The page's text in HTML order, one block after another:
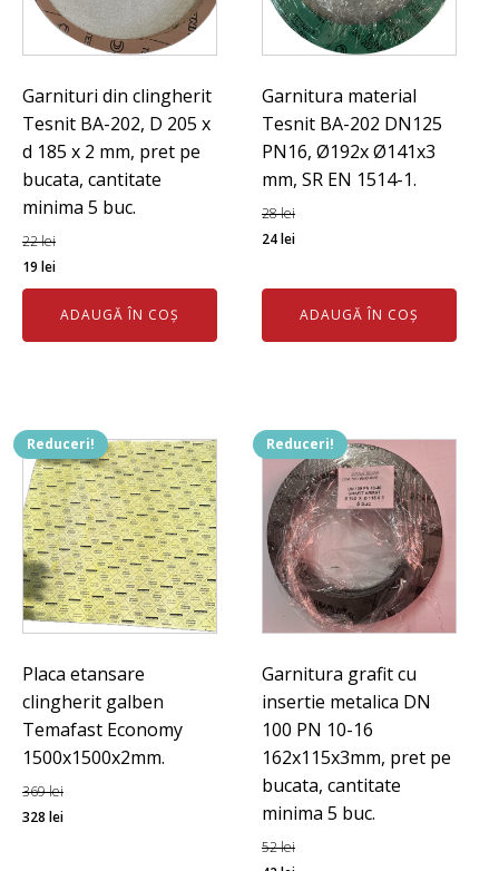
Garnituri din clingherit
Tesnit BA-202, D 205 x
d 185 x 2 mm, pret pe
bucata, cantitate
minima 5 buc.
22lei
Prețul
inițial
fost:
19 leiPrețul
curent
este:
19 lei.
ADAUGĂ ÎN COȘ
Garnitura material
Tesnit BA-202 DN125
PN16, Ø192x Ø141x3
mm, SR EN 1514-1.
28lei
Prețul
a
fost:
28 lei.
24leiPrețul
este:
24 lei.
ADAUGĂ ÎN COȘ
Reduceri!
Placa etansare
clingherit galben
Temafast Economy
1500x1500x2mm.
369lei
Prețul
328 leiPrețul
Reduceri!
Garnitura grafit cu
insertie metalica DN
100 PN 10-16
162x115x3mm, pret pe
bucata, cantitate
minima 5 buc.
52lei